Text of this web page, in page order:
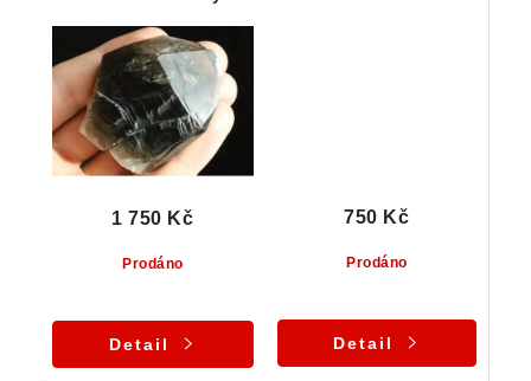
Prodáno
1 750 Kč
Detail
Prodáno
750 Kč
Detail